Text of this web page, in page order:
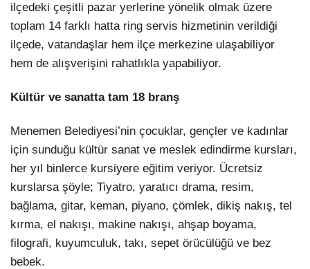
ilçedeki çeşitli pazar yerlerine yönelik olmak üzere
toplam 14 farklı hatta ring servis hizmetinin verildiği
ilçede, vatandaşlar hem ilçe merkezine ulaşabiliyor
hem de alışverişini rahatlıkla yapabiliyor.
Kültür ve sanatta tam 18 branş
Menemen Belediyesi’nin çocuklar, gençler ve kadınlar
için sunduğu kültür sanat ve meslek edindirme kursları,
her yıl binlerce kursiyere eğitim veriyor. Ücretsiz
kurslarsa şöyle; Tiyatro, yaratıcı drama, resim,
bağlama, gitar, keman, piyano, çömlek, dikiş nakış, tel
kırma, el nakışı, makine nakışı, ahşap boyama,
filografi, kuyumculuk, takı, sepet örücülüğü ve bez
bebek.